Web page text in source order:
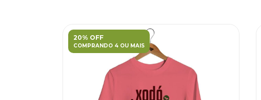
20% OFF
COMPRANDO 4 OU MAIS